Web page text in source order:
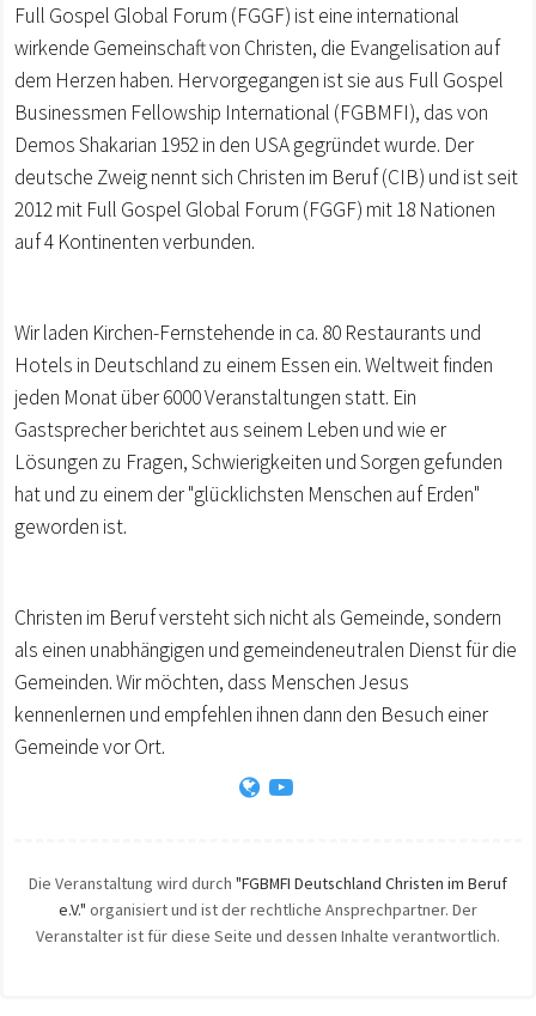
Full Gospel Global Forum (FGGF) ist eine international
wirkende Gemeinschaft von Christen, die Evangelisation auf
dem Herzen haben. Hervorgegangen ist sie aus Full Gospel
Businessmen Fellowship International (FGBMFI), das von
Demos Shakarian 1952 in den USA gegründet wurde. Der
deutsche Zweig nennt sich Christen im Beruf (CIB) und ist seit
2012 mit Full Gospel Global Forum (FGGF) mit 18 Nationen
auf 4 Kontinenten verbunden.
Wir laden Kirchen-Fernstehende in ca. 80 Restaurants und
Hotels in Deutschland zu einem Essen ein. Weltweit finden
jeden Monat über 6000 Veranstaltungen statt. Ein
Gastsprecher berichtet aus seinem Leben und wie er
Lösungen zu Fragen, Schwierigkeiten und Sorgen gefunden
hat und zu einem der "glücklichsten Menschen auf Erden"
geworden ist.
Christen im Beruf versteht sich nicht als Gemeinde, sondern
als einen unabhängigen und gemeindeneutralen Dienst für die
Gemeinden. Wir möchten, dass Menschen Jesus
kennenlernen und empfehlen ihnen dann den Besuch einer
Gemeinde vor Ort.
Die Veranstaltung wird durch "FGBMFI Deutschland Christen im Beruf
e.V." organisiert und ist der rechtliche Ansprechpartner. Der
Veranstalter ist für diese Seite und dessen Inhalte verantwortlich.